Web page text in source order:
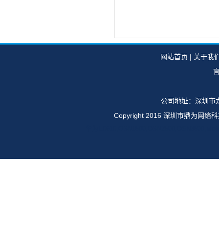
网站首页 | 关于我
公司地址：深圳市
Copyright 2016 深圳市鼎为网络